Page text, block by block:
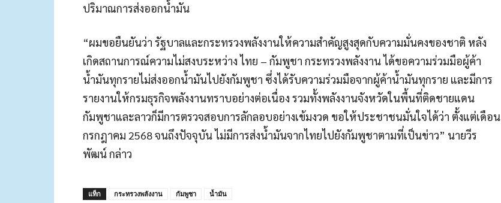
ปริมาณการส่งออกน้ำมัน
“ผมขอยืนยันว่า รัฐบาลและกระทรวงพลังงานให้ความสำคัญสูงสุดกับความมั่นคงของชาติ หลัง
เกิดสถานการณ์ความไม่สงบระหว่าง ไทย – กัมพูชา กระทรวงพลังงาน ได้ขอความร่วมมือผู้ค้า
น้ำมันทุกรายไม่ส่งออกน้ำมันไปยังกัมพูชา ซึ่งได้รับความร่วมมือจากผู้ค้าน้ำมันทุกราย และมีการ
รายงานให้กรมธุรกิจพลังงานทราบอย่างต่อเนื่อง รวมทั้งพลังงานจังหวัดในพื้นที่ติดชายแดน
กัมพูชาและลาวก็มีการตรวจสอบการลักลอบอย่างเข้มงวด ขอให้ประชาชนมั่นใจได้ว่า ตั้งแต่เดือน
กรกฎาคม 2568 จนถึงปัจจุบัน ไม่มีการส่งน้ำมันจากไทยไปยังกัมพูชาตามที่เป็นข่าว” นายวีร
พัฒน์ กล่าว
แท็ก กระทรวงพลังงาน กัมพูชา น้ำมัน